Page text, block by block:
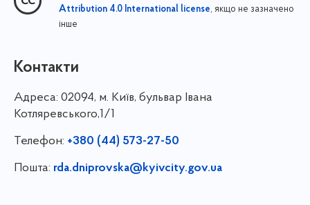
Attribution 4.0 International license, якщо не зазначено
інше
Контакти
Адреса: 02094, м. Київ, бульвар Івана
Котляревського,1/1
Телефон: +380 (44) 573-27-50
Пошта: rda.dniprovska@kyivcity.gov.ua